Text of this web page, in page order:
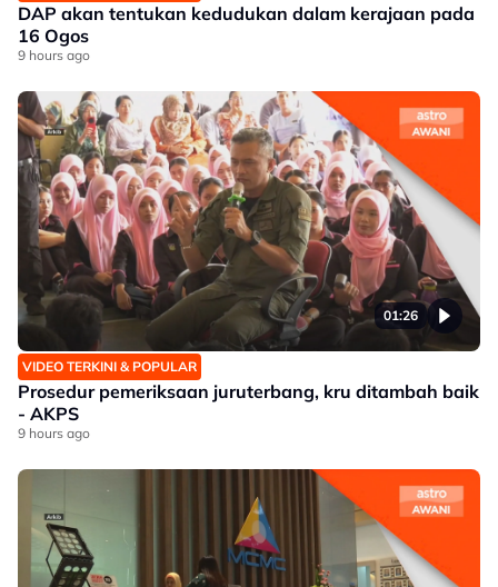
DAP akan tentukan kedudukan dalam kerajaan pada
16 Ogos
9 hours ago
01:26
VIDEO TERKINI & POPULAR
Prosedur pemeriksaan juruterbang, kru ditambah baik
- AKPS
9 hours ago